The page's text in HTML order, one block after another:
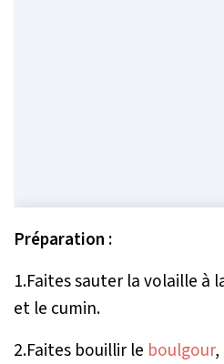
Préparation :
1.Faites sauter la volaille à
et le cumin.
2.Faites bouillir le boulgour,